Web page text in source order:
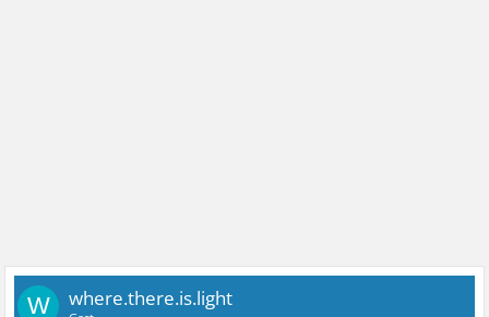
W where.there.is.light